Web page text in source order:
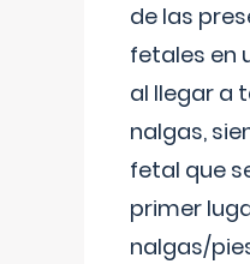
de las
fetales en
al llegar a
nalgas,
fetal que
primer
nalgas/